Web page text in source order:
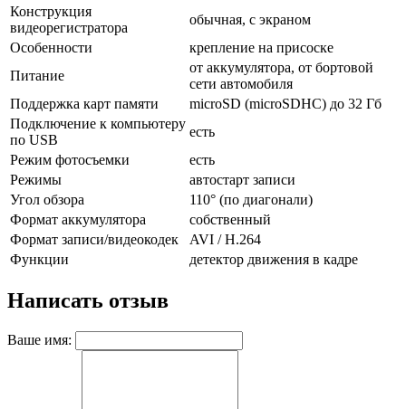
Конструкция
видеорегистратора
обычная, с экраном
Особенности
крепление на присоске
Питание
от аккумулятора, от бортовой
сети автомобиля
Поддержка карт памяти
microSD (microSDHC) до 32 Гб
Подключение к компьютеру
по USB
есть
Режим фотосъемки
есть
Режимы
автостарт записи
Угол обзора
110° (по диагонали)
Формат аккумулятора
собственный
Формат записи/видеокодек
AVI / H.264
Функции
детектор движения в кадре
Написать отзыв
Ваше имя: